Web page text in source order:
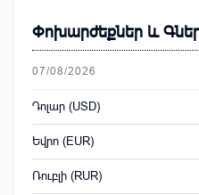
Փոխարժեքներ և
07/08/2026
Դոլար (USD)
Եվրո (EUR)
Ռուբլի (RUR)